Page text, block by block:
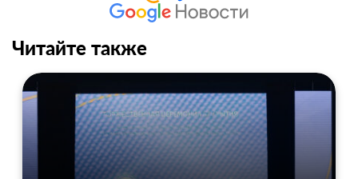
Читайте также